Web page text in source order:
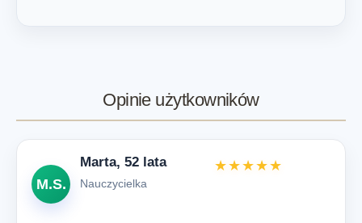
Opinie użytkowników
M.S.
Marta, 52 lata
Nauczycielka
★★★★★